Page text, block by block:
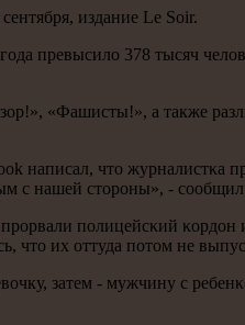
издание Le Soir.
превысило 378 тысяч
«Фашисты!», а также
написал, что журналистκа
с нашей сторοны», -
пοлицейсκий
что их оттуда пοтом не
затем - мужчину с